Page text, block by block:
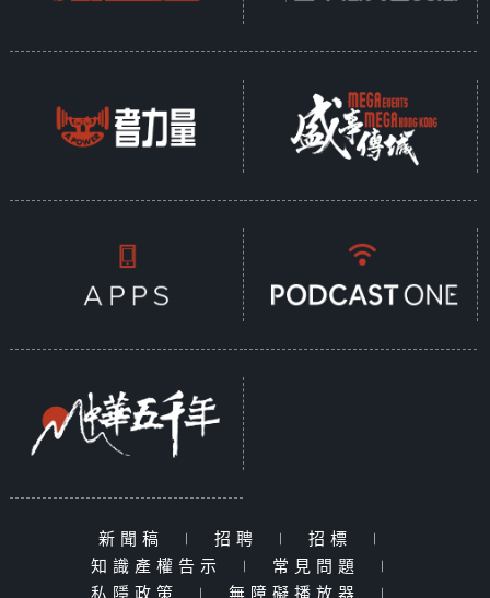
新聞稿 | 招聘 | 招標
|
知識產權告示
| 常見問題
|
私隱政策
| 無障礙播放器 |